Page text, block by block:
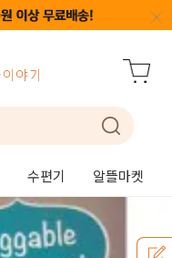
수편기 알뜰마켓